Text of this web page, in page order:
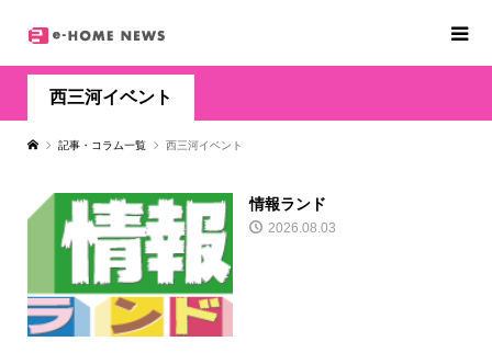
西三河イベント
記事・コラム一覧 西三河イベント
情報ランド
2026.08.03